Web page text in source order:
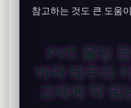
참고하는 것도 큰 도움
PVC 몰딩
바닥 테두리
교체에 딱 맞